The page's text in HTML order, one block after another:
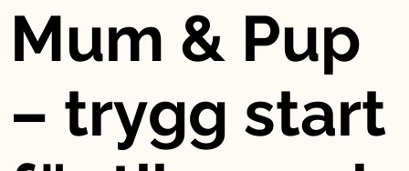
Mum & Pup
– trygg start